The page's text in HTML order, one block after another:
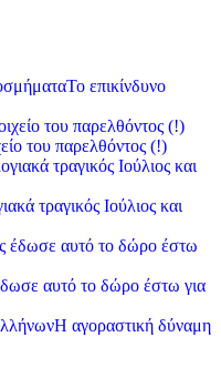
Το επικίνδυνο
του παρελθόντος (!)
τραγικός Ιούλιος και
αυτό το δώρο έστω για
Η αγοραστική δύναμη